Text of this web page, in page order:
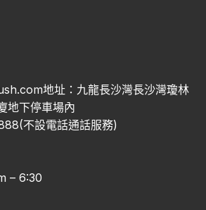
地址：九龍長沙灣長沙灣瓊林
地下停車場內
不設電話通話服務)
– 6:30